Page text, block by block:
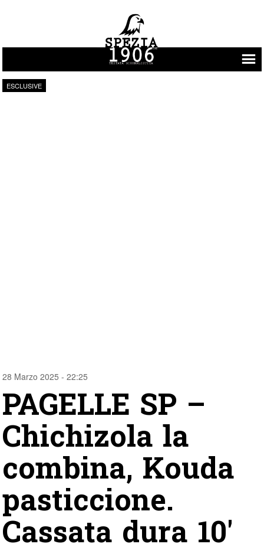
Vai al contenuto
ESCLUSIVE
28 Marzo 2025 - 22:25
PAGELLE SP –
Chichizola la
combina, Kouda
pasticcione.
Cassata dura 10′